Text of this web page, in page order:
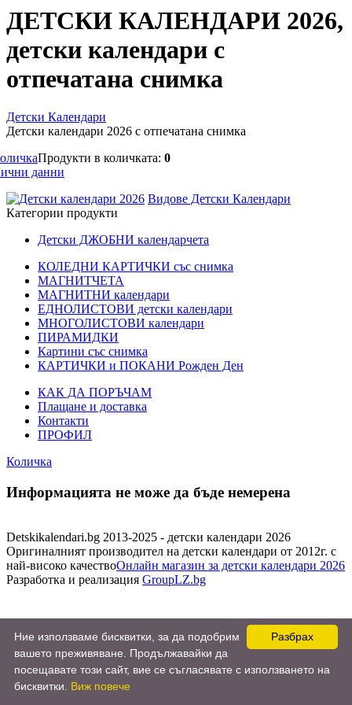
ДЕТСКИ КАЛЕНДАРИ 2026,
детски календари с
отпечатана снимка
Детски Календари
Детски календари 2026 с отпечатана снимка
Продукти в количката: 0
данни
Видове Детски Календари
Категории продукти
Детски ДЖОБНИ календарчета
КОЛЕДНИ КАРТИЧКИ със снимка
МАГНИТЧЕТА
МАГНИТНИ календари
ЕДНОЛИСТОВИ детски календари
МНОГОЛИСТОВИ календари
ПИРАМИДКИ
Картини със снимка
КАРТИЧКИ и ПОКАНИ Рожден Ден
КАК ДА ПОРЪЧАМ
Плащане и доставка
Контакти
ПРОФИЛ
Количка
Информацията не може да бъде немерена
Detskikalendari.bg 2013-2025 - детски календари 2026
Оригиналният производител на детски календари от 2012г. с
най-високо качествоОнлайн магазин за детски календари 2026
Разработка и реализация GroupLZ.bg
Разбрах
Ние използваме бисквитки, за да подобрим
вашето преживяване. Продължавайки да
посещавате този сайт, вие се съгласявате с използването на
бисквитки. Виж повече